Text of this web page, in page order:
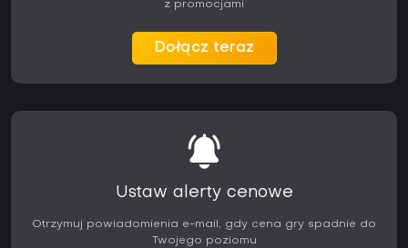
z promocjami
Dołącz teraz
Ustaw alerty cenowe
Otrzymuj powiadomienia e-mail, gdy cena gry spadnie do
Twojego poziomu